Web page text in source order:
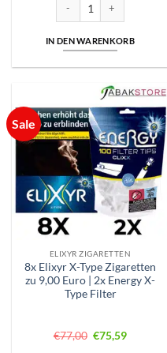
IN DEN WARENKORB
Sale
ELIXYR ZIGARETTEN
8x Elixyr X-Type Zigaretten
zu 9,00 Euro | 2x Energy X-
Type Filter
€77,00 Ursprünglicher
Preis
€75,59Aktueller